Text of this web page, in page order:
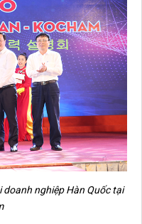
doanh nghiệp Hàn Quốc tại